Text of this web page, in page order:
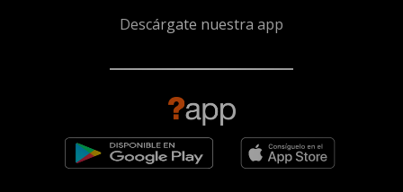
Descárgate nuestra app